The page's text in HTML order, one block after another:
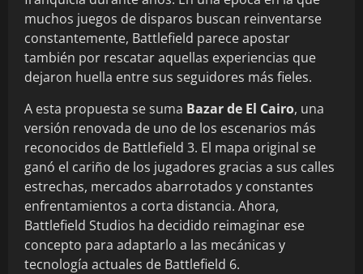
muchos juegos de disparos buscan reinventarse
constantemente, Battlefield parece apostar
también por rescatar aquellas experiencias que
dejaron huella entre sus seguidores más fieles.
A esta propuesta se suma Bazar de El Cairo, una
versión renovada de uno de los escenarios más
reconocidos de Battlefield 3. El mapa original se
ganó el cariño de los jugadores gracias a sus calles
estrechas, mercados abarrotados y constantes
enfrentamientos a corta distancia. Ahora,
Battlefield Studios ha decidido reimaginar ese
concepto para adaptarlo a las mecánicas y
tecnología actuales de Battlefield 6.